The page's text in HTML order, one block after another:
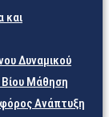
και
Δυναμικού
Βίου Μάθηση
Ανάπτυξη